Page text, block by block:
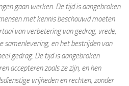
gaan werken. De tijd is aangebroken
met kennis beschouwd moeten
van verbetering van gedrag, vrede,
samenlevering, en het bestrijden van
gedrag. De tijd is aangebroken
accepteren zoals ze zijn, en hen
vrijheden en rechten, zonder